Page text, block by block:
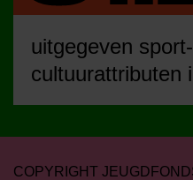
uitgegeven
cultuurattributen
COPYRIGHT